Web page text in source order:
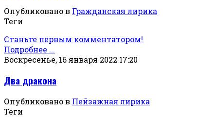
Опубликовано в Гражданская лирика
Теги
Станьте первым комментатором!
Подробнее ...
Воскресенье, 16 января 2022 17:20
Два дракона
Опубликовано в Пейзажная лирика
Теги